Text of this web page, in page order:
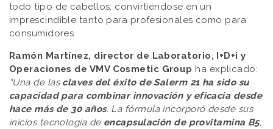
todo tipo de cabellos, convirtiéndose en un
imprescindible tanto para profesionales como para
consumidores.
Ramón Martínez, director de Laboratorio, I+D+i y
Operaciones de VMV Cosmetic Group ha explicado:
“Una de las claves del éxito de Salerm 21 ha sido su
capacidad para combinar innovación y eficacia desde
hace más de 30 años. La fórmula incorporó desde sus
inicios tecnología de encapsulación de provitamina B5,